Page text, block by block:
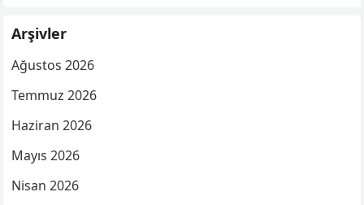
Arşivler
Ağustos 2026
Temmuz 2026
Haziran 2026
Mayıs 2026
Nisan 2026